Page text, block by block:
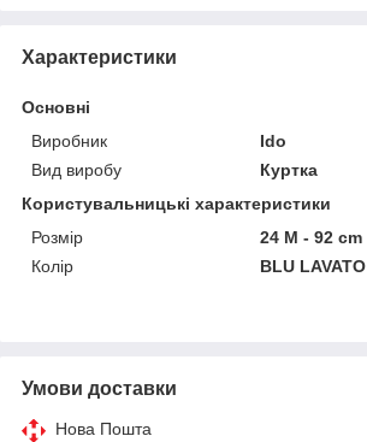
Характеристики
Основні
Виробник
Ido
Вид виробу
Куртка
Користувальницькі характеристики
Розмір
24 M - 92 cm
Колір
BLU LAVATO
Умови доставки
Нова Пошта